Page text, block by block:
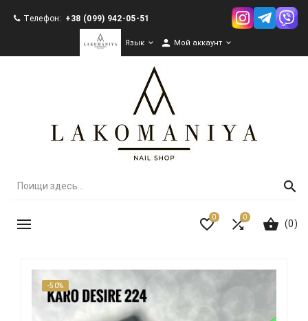
Телефон: +38 (099) 942-05-51
Язык   Мой аккаунт 
0 0
(0)
-50%